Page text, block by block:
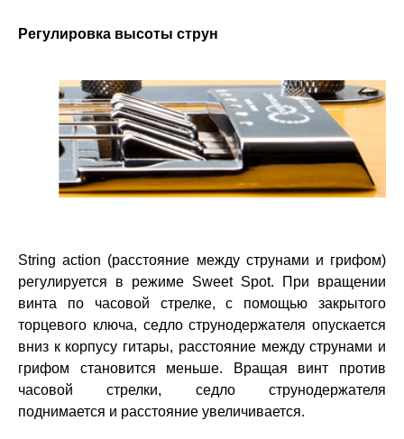
Регулировка высоты струн
String action (расстояние между струнами и грифом)
регулируется в режиме Sweet Spot. При вращении
винта по часовой стрелке, с помощью закрытого
торцевого ключа, седло струнодержателя опускается
вниз к корпусу гитары, расстояние между струнами и
грифом становится меньше. Вращая винт против
часовой стрелки, седло струнодержателя
поднимается и расстояние увеличивается.